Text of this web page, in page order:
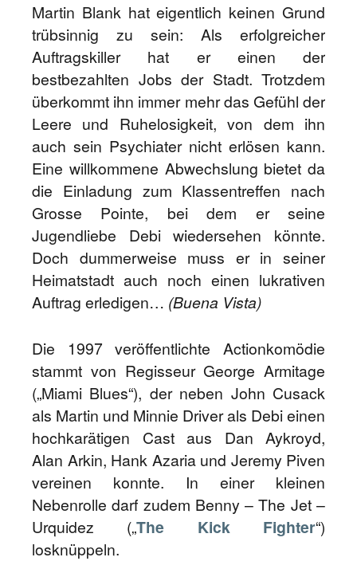
Martin Blank hat eigentlich keinen Grund
trübsinnig zu sein: Als erfolgreicher
Auftragskiller hat er einen der
bestbezahlten Jobs der Stadt. Trotzdem
überkommt ihn immer mehr das Gefühl der
Leere und Ruhelosigkeit, von dem ihn
auch sein Psychiater nicht erlösen kann.
Eine willkommene Abwechslung bietet da
die Einladung zum Klassentreffen nach
Grosse Pointe, bei dem er seine
Jugendliebe Debi wiedersehen könnte.
Doch dummerweise muss er in seiner
Heimatstadt auch noch einen lukrativen
Auftrag erledigen… (Buena Vista)
Die 1997 veröffentlichte Actionkomödie
stammt von Regisseur George Armitage
(„Miami Blues“), der neben John Cusack
als Martin und Minnie Driver als Debi einen
hochkarätigen Cast aus Dan Aykroyd,
Alan Arkin, Hank Azaria und Jeremy Piven
vereinen konnte. In einer kleinen
Nebenrolle darf zudem Benny – The Jet –
Urquidez („The Kick Fighter“)
losknüppeln.